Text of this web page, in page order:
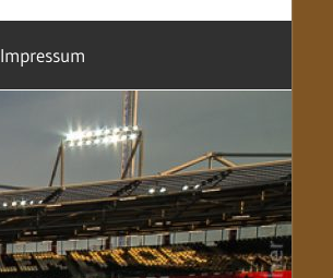
Impressum